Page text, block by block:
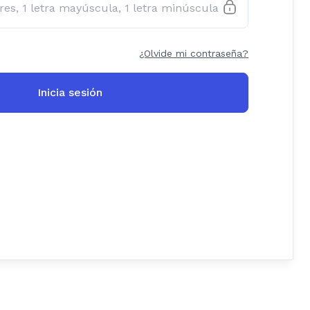
¿Olvide mi contraseña?